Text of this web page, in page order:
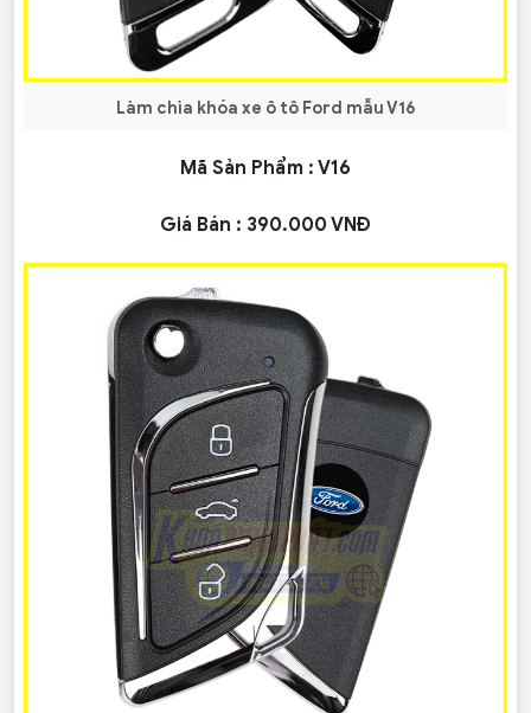
Làm chìa khóa xe ô tô Ford mẫu V16
Mã Sản Phẩm : V16
Giá Bán : 390.000 VNĐ